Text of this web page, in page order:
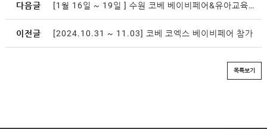
다음글 [1월 16일 ~ 19일 ] 수원 코베 베이비페어&유아교육용품전 참가
이전글 [2024.10.31 ~ 11.03] 코베 코엑스 베이비페어 참가